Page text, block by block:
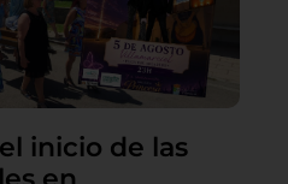
inicio de las